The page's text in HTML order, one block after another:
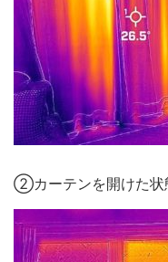
②カーテンを開けた